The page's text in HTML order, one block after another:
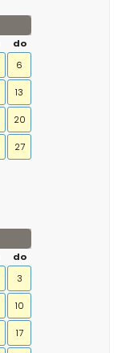
do
6
13
20
27
do
3
10
17